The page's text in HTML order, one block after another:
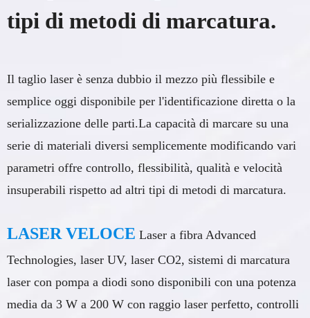
tipi di metodi di marcatura.
Il taglio laser è senza dubbio il mezzo più flessibile e
semplice oggi disponibile per l'identificazione diretta o la
serializzazione delle parti.La capacità di marcare su una
serie di materiali diversi semplicemente modificando vari
parametri offre controllo, flessibilità, qualità e velocità
insuperabili rispetto ad altri tipi di metodi di marcatura.
LASER VELOCE Laser a fibra Advanced
Technologies, laser UV, laser CO2, sistemi di marcatura
laser con pompa a diodi sono disponibili con una potenza
media da 3 W a 200 W con raggio laser perfetto, controlli